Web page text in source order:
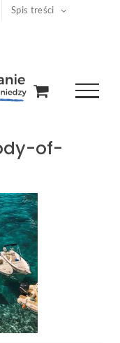
Spis treści
of-